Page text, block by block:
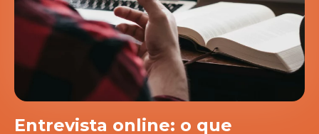
Entrevista online: o que